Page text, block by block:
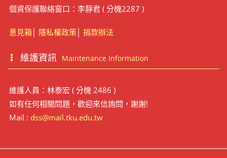
個資保護聯絡窗口：李靜君 ( 分機2287 )
意見箱│ 隱私權政策│ 捐款辦法
維護資訊 Maintenance Information
維護人員：林泰宏 ( 分機 2486 )
如有任何相關問題，歡迎來信詢問，謝謝!
Mail : dss@mail.tku.edu.tw